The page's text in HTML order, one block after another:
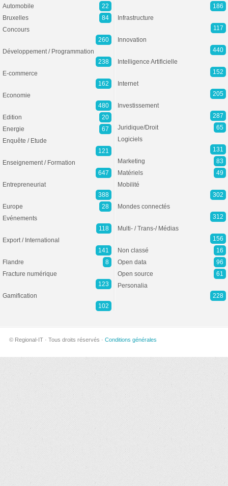
Automobile
22
Bruxelles
84
Concours
260
Développement / Programmation
238
E-commerce
162
Economie
480
Edition
20
Energie
67
Enquête / Etude
121
Enseignement / Formation
647
Entrepreneuriat
388
Europe
28
Evénements
118
Export / International
141
Flandre
8
Fracture numérique
123
Gamification
102
186
Infrastructure
117
Innovation
440
Intelligence Artificielle
152
Internet
205
Investissement
287
Juridique/Droit
65
Logiciels
131
Marketing
83
Matériels
49
Mobilité
302
Mondes connectés
312
Multi- / Trans-/ Médias
156
Non classé
16
Open data
96
Open source
61
Personalia
228
© Regional-IT · Tous droits réservés · Conditions générales